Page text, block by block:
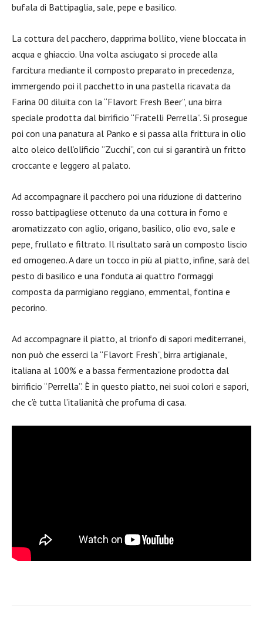
bufala di Battipaglia, sale, pepe e basilico.
La cottura del pacchero, dapprima bollito, viene bloccata in
acqua e ghiaccio. Una volta asciugato si procede alla
farcitura mediante il composto preparato in precedenza,
immergendo poi il pacchetto in una pastella ricavata da
Farina 00 diluita con la “Flavort Fresh Beer”, una birra
speciale prodotta dal birrificio “Fratelli Perrella”. Si prosegue
poi con una panatura al Panko e si passa alla frittura in olio
alto oleico dell’olificio “Zucchi”, con cui si garantirà un fritto
croccante e leggero al palato.
Ad accompagnare il pacchero poi una riduzione di datterino
rosso battipagliese ottenuto da una cottura in forno e
aromatizzato con aglio, origano, basilico, olio evo, sale e
pepe, frullato e filtrato. Il risultato sarà un composto liscio
ed omogeneo. A dare un tocco in più al piatto, infine, sarà del
pesto di basilico e una fonduta ai quattro formaggi
composta da parmigiano reggiano, emmental, fontina e
pecorino.
Ad accompagnare il piatto, al trionfo di sapori mediterranei,
non può che esserci la “Flavort Fresh”, birra artigianale,
italiana al 100% e a bassa fermentazione prodotta dal
birrificio “Perrella”. È in questo piatto, nei suoi colori e sapori,
che c’è tutta l’italianità che profuma di casa.